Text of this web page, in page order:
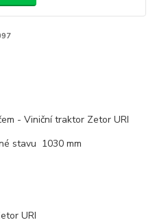
- Viniční traktor Zetor URI
stavu 1030 mm
URI